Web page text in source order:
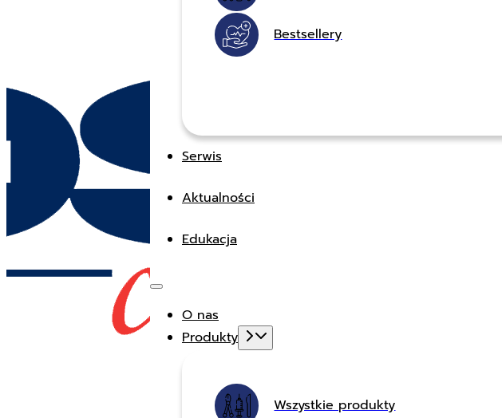
Bestsellery
Serwis
Aktualności
Edukacja
O nas
Produkty
Wszystkie produkty